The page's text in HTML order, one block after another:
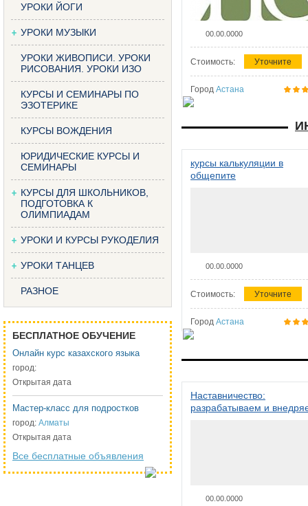
УРОКИ ЙОГИ
УРОКИ МУЗЫКИ
УРОКИ ЖИВОПИСИ. УРОКИ
РИСОВАНИЯ. УРОКИ ИЗО
КУРСЫ И СЕМИНАРЫ ПО
ЭЗОТЕРИКЕ
КУРСЫ ВОЖДЕНИЯ
ЮРИДИЧЕСКИЕ КУРСЫ И
СЕМИНАРЫ
КУРСЫ ДЛЯ ШКОЛЬНИКОВ,
ПОДГОТОВКА К
ОЛИМПИАДАМ
УРОКИ И КУРСЫ РУКОДЕЛИЯ
УРОКИ ТАНЦЕВ
РАЗНОЕ
БЕСПЛАТНОЕ ОБУЧЕНИЕ
Онлайн курс казахского языка
город:
Открытая дата
Мастер-класс для подростков
город: Алматы
Открытая дата
Все бесплатные объявления
00.00.0000
Стоимость: Уточните
Город Астана
курсы калькуляции в
общепите
00.00.0000
Стоимость: Уточните
Город Астана
Наставничество:
разрабатываем и
00.00.0000